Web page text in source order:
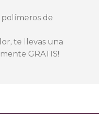
polímeros de
te llevas una
GRATIS!